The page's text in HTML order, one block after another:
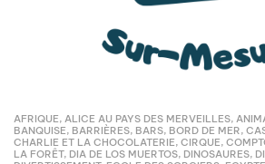
AFRIQUE, ALICE AU PAYS DES MERVEILLES,
BANQUISE, BARRIÈRES, BARS, BORD DE MER,
CHARLIE ET LA CHOCOLATERIE, CIRQUE,
LA FORÊT, DIA DE LOS MUERTOS, DINOSAURES,